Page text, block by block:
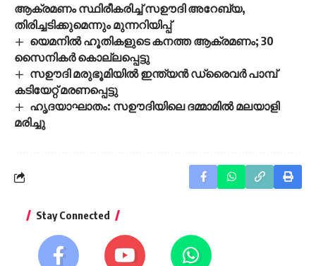
ആക്രമണം സ്ഥിരീകരിച്ച് സഊദി അറേബ്യ,
തിരിച്ചടിക്കുമെന്നും മുന്നറിയിപ്പ്
യെമനില്‍ ഹൂതികളുടെ കനത്ത ആക്രമണം; 30
സൈനികര്‍ കൊല്ലപ്പെട്ടു
സഊദി മരുഭൂമിയിൽ ഇന്ത്യൻ ഡ്രൈവർ പാമ്പ്
കടിയേറ്റ് മരണപ്പെട്ടു
ഹൃദയാഘാതം: സഊദിയിലെ ദമ്മാമില്‍ മലയാളി
മരിച്ചു
Stay Connected